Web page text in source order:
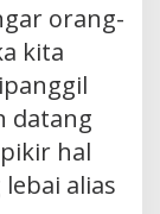
orang-
kita
datang
hal
alias